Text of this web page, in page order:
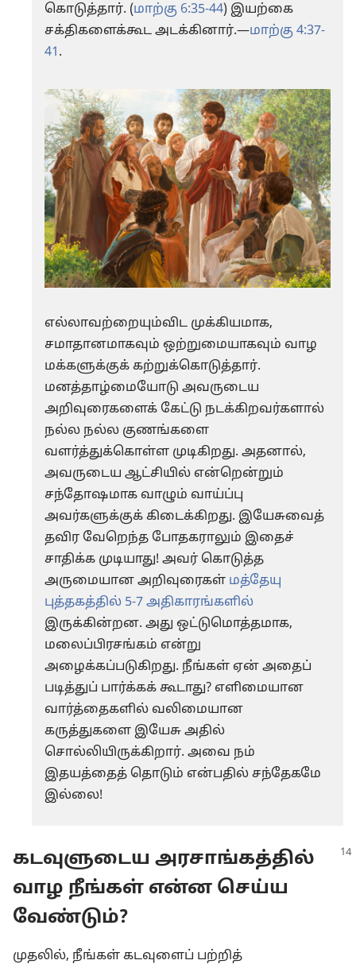
கொடுத்தார். (மாற்கு 6:35-44) இயற்கை
சக்திகளைக்கூட அடக்கினார்.—மாற்கு 4:37-
41 .
எல்லாவற்றையும்விட முக்கியமாக,
சமாதானமாகவும் ஒற்றுமையாகவும் வாழ
மக்களுக்குக் கற்றுக்கொடுத்தார்.
மனத்தாழ்மையோடு அவருடைய
அறிவுரைகளைக் கேட்டு நடக்கிறவர்களால்
நல்ல நல்ல குணங்களை
வளர்த்துக்கொள்ள முடிகிறது. அதனால்,
அவருடைய ஆட்சியில் என்றென்றும்
சந்தோஷமாக வாழும் வாய்ப்பு
அவர்களுக்குக் கிடைக்கிறது. இயேசுவைத்
தவிர வேறெந்த போதகராலும் இதைச்
சாதிக்க முடியாது! அவர் கொடுத்த
அருமையான அறிவுரைகள் மத்தேயு
புத்தகத்தில் 5-7 அதிகாரங்களில்
இருக்கின்றன. அது ஒட்டுமொத்தமாக,
மலைப்பிரசங்கம் என்று
அழைக்கப்படுகிறது. நீங்கள் ஏன் அதைப்
படித்துப் பார்க்கக் கூடாது? எளிமையான
வார்த்தைகளில் வலிமையான
கருத்துகளை இயேசு அதில்
சொல்லியிருக்கிறார். அவை நம்
இதயத்தைத் தொடும் என்பதில் சந்தேகமே
இல்லை!
கடவுளுடைய அரசாங்கத்தில்
வாழ நீங்கள் என்ன செய்ய
வேண்டும்?
முதலில், நீங்கள் கடவுளைப் பற்றித்